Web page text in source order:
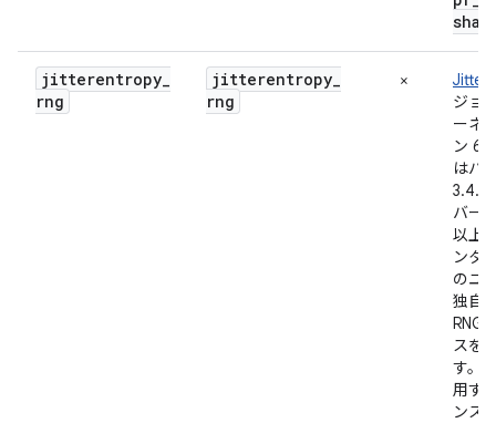
jitterentropy_
rng
jitterentropy_
rng
×
Jitter
ジョ
ーネ
ン
はバ
3.4.0
バー
以上
ンタ
のユ
独自
RNG
スを
す。
用す
ンス